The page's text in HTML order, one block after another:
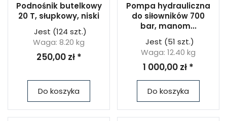
Podnośnik butelkowy
20 T, słupkowy, niski
Jest (124 szt.)
Waga: 8.20 kg
250,00 zł *
Do koszyka
Pompa hydrauliczna
do siłowników 700
bar, manom...
Jest (51 szt.)
Waga: 12.40 kg
1 000,00 zł *
Do koszyka